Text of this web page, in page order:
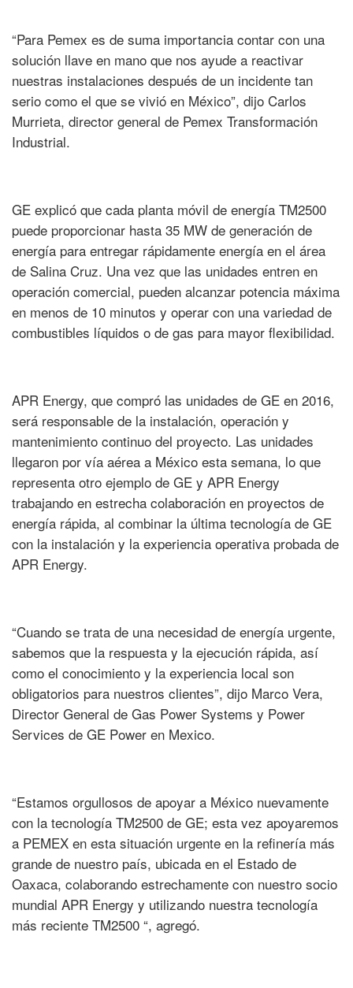
“Para Pemex es de suma importancia contar con una
solución llave en mano que nos ayude a reactivar
nuestras instalaciones después de un incidente tan
serio como el que se vivió en México”, dijo Carlos
Murrieta, director general de Pemex Transformación
Industrial.
GE explicó que cada planta móvil de energía TM2500
puede proporcionar hasta 35 MW de generación de
energía para entregar rápidamente energía en el área
de Salina Cruz. Una vez que las unidades entren en
operación comercial, pueden alcanzar potencia máxima
en menos de 10 minutos y operar con una variedad de
combustibles líquidos o de gas para mayor flexibilidad.
APR Energy, que compró las unidades de GE en 2016,
será responsable de la instalación, operación y
mantenimiento continuo del proyecto. Las unidades
llegaron por vía aérea a México esta semana, lo que
representa otro ejemplo de GE y APR Energy
trabajando en estrecha colaboración en proyectos de
energía rápida, al combinar la última tecnología de GE
con la instalación y la experiencia operativa probada de
APR Energy.
“Cuando se trata de una necesidad de energía urgente,
sabemos que la respuesta y la ejecución rápida, así
como el conocimiento y la experiencia local son
obligatorios para nuestros clientes”, dijo Marco Vera,
Director General de Gas Power Systems y Power
Services de GE Power en Mexico.
“Estamos orgullosos de apoyar a México nuevamente
con la tecnología TM2500 de GE; esta vez apoyaremos
a PEMEX en esta situación urgente en la refinería más
grande de nuestro país, ubicada en el Estado de
Oaxaca, colaborando estrechamente con nuestro socio
mundial APR Energy y utilizando nuestra tecnología
más reciente TM2500 “, agregó.